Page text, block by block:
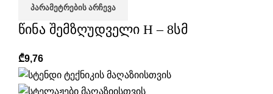
ᲞᲐᲠᲐᲛᲔᲢᲠᲔᲑᲘᲡ ᲐᲠᲩᲔᲕᲐ
წინა შემზღუდველი H – 8სმ
₾9,76